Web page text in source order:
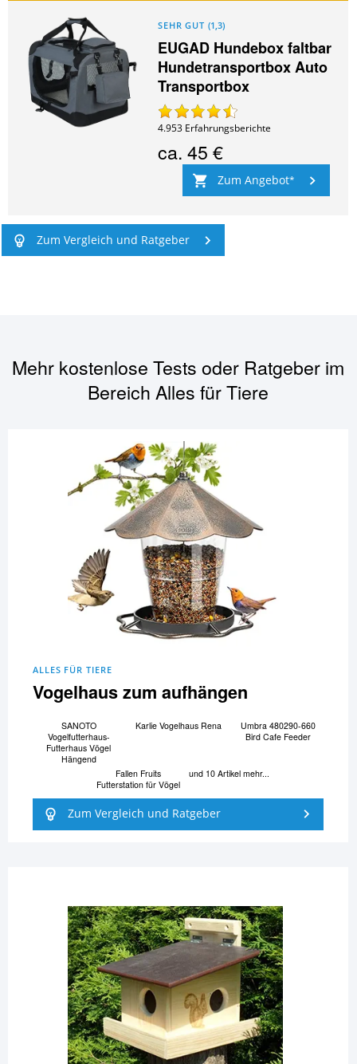
SEHR GUT (1,3)
EUGAD Hundebox faltbar
Hundetransportbox Auto
Transportbox
4.953 Erfahrungsberichte
ca.45 €
Zum Angebot
Zum Vergleich und Ratgeber
Mehr kostenlose Tests oder Ratgeber im
BereichAlles für Tiere
ALLES FÜR TIERE
Vogelhaus zum aufhängen
SANOTO
Vogelfutterhaus-
Futterhaus Vögel
Hängend
Karlie Vogelhaus Rena
Umbra 480290-660
Bird Cafe Feeder
Fallen Fruits
Futterstation für Vögel
und 10 Artikel mehr...
Zum Vergleich und Ratgeber